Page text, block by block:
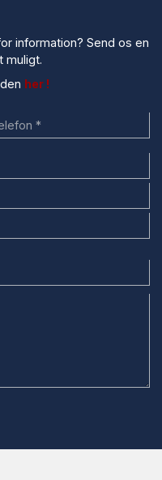
information? Send os en
muligt.
her !